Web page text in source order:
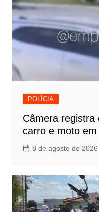
POLÍCIA
Câmera registra
carro e moto
8 de agosto de 2026